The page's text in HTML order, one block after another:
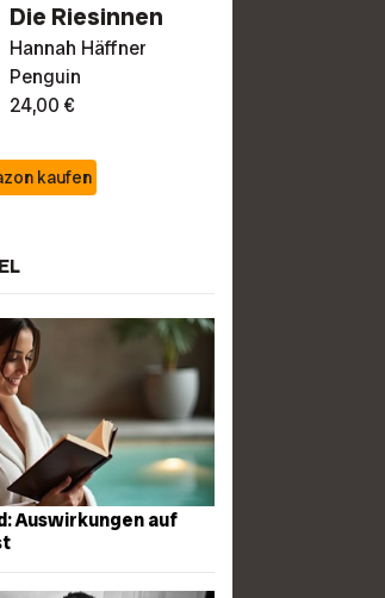
Die Riesinnen
Hannah Häffner
Penguin
24,00 €
kaufen
Auswirkungen auf